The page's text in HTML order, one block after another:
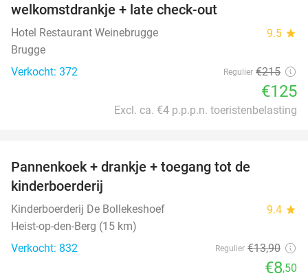
welkomstdrankje + late check-out
Hotel Restaurant Weinebrugge 9.5 star
Brugge
Verkocht: 372
Regulier €215
€125
Excl. ca. €4 p.p.p.n. toeristenbelasting
Pannenkoek + drankje + toegang tot de
kinderboerderij
Kinderboerderij De Bollekeshoef 9.4 star
Heist-op-den-Berg (15 km)
Verkocht: 832
Regulier €13,90
€8,50